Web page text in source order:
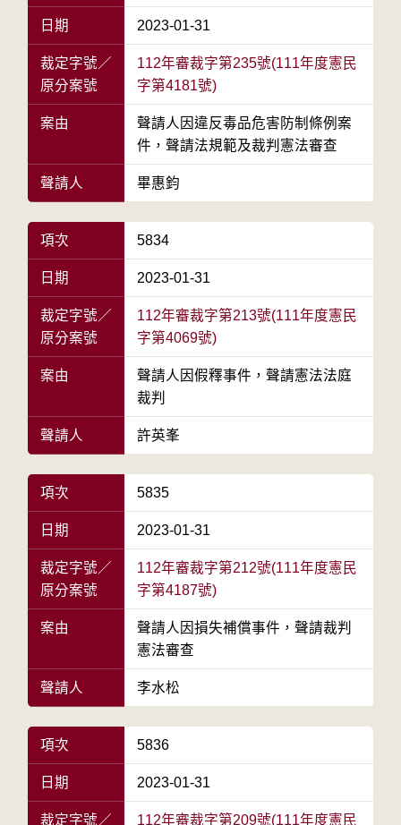
日期 2023-01-31
裁定字號／
原分案號
112年審裁字第235號(111年度憲民
字第4181號)
案由
聲請人因違反毒品危害防制條例案
件，聲請法規範及裁判憲法審查
聲請人 畢惠鈞
項次 5834
日期 2023-01-31
裁定字號／
原分案號
112年審裁字第213號(111年度憲民
字第4069號)
案由
聲請人因假釋事件，聲請憲法法庭
裁判
聲請人 許英峯
項次 5835
日期 2023-01-31
裁定字號／
原分案號
112年審裁字第212號(111年度憲民
字第4187號)
案由
聲請人因損失補償事件，聲請裁判
憲法審查
聲請人 李水松
項次 5836
日期 2023-01-31
裁定字號／
112年審裁字第209號(111年度憲民